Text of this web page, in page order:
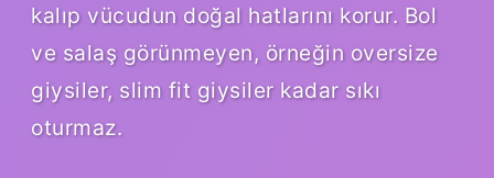
kalıp vücudun doğal hatlarını korur. Bol
ve salaş görünmeyen, örneğin oversize
giysiler, slim fit giysiler kadar sıkı
oturmaz.